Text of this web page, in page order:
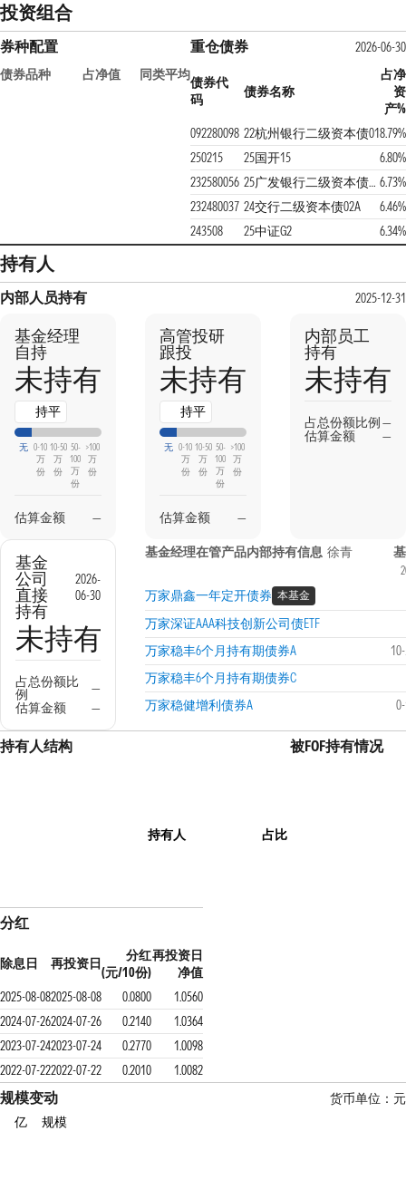
投资组合
券种配置
债券品种 占净值 同类平均
重仓债券 2026-06-30
债券代
码
债券名称
占净
资
产%
092280098 22杭州银行二级资本债018.79%
250215
25国开15
6.80%
232580056
25广发银行二级资本债01BC 6.73%
232480037 24交行二级资本债02A
6.46%
243508
25中证G2 6.34%
持有人
内部人员持有 2025-12-31
基金经理
自持
未持有
持平
无 0-10
万
份
10-50
万
份
50-
100
万
份
>100
万
份
估算金额 —
高管投研
跟投
未持有
持平
无 0-10
万
份
10-50
万
份
50-
100
万
份
>100
万
份
估算金额 —
内部员工
持有
未持有
占总份额比例—
估算金额
—
基金
公司
直接
持有
2026-
06-30
未持有
占总份额比
例
—
估算金额
—
基金经理在管产品内部持有信息 徐青
万家鼎鑫一年定开债券 本基金
万家深证AAA科技创新公司债ETF
万家稳丰6个月持有期债券A
万家稳丰6个月持有期债券C
万家稳健增利债券A
持有人结构
持有人 占比
被FOF持有情况
分红
除息日 再投资日
分红
(元/10份)
再投资日
净值
2025-08-082025-08-08 0.0800
1.0560
2024-07-262024-07-26 0.2140
1.0364
2023-07-242023-07-24 0.2770
1.0098
2022-07-222022-07-22 0.2010 1.0082
规模变动
货币单位：元
亿
规模